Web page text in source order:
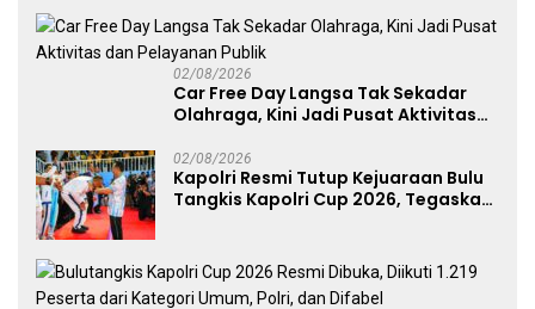
Perkuat Soliditas Prajurit
02/08/2026
Car Free Day Langsa Tak Sekadar
Olahraga, Kini Jadi Pusat Aktivitas
02/08/2026
Kapolri Resmi Tutup Kejuaraan Bulu
Tangkis Kapolri Cup 2026, Tegaskan